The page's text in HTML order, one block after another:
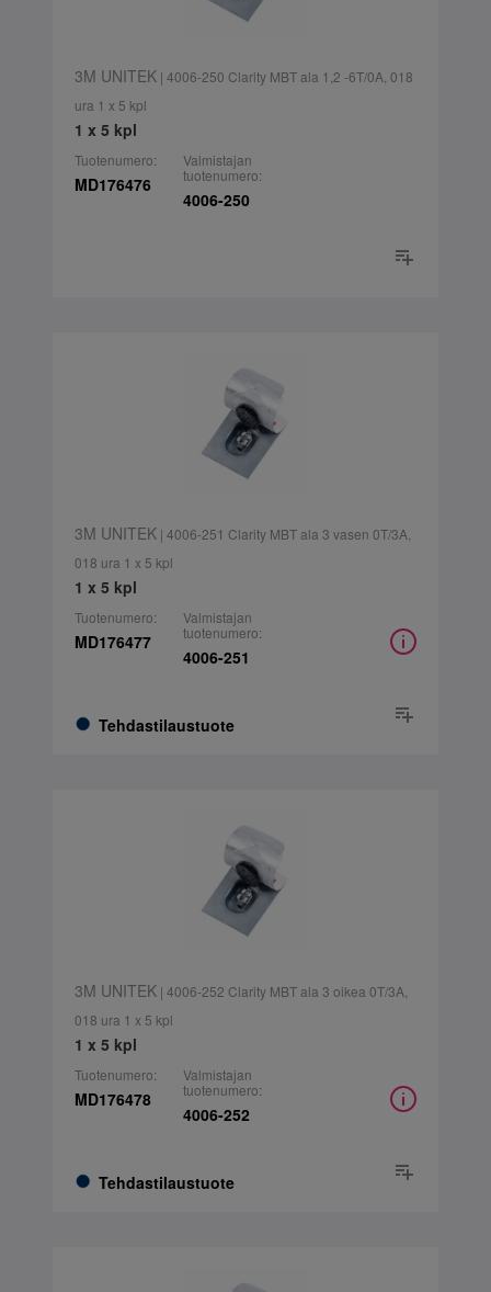
3M UNITEK| 4006-250 Clarity MBT ala 1,2 -6T/0A, 018
ura 1 x 5 kpl
1 x 5 kpl
Tuotenumero:
MD176476
Valmistajan
tuotenumero:
4006-250
3M UNITEK| 4006-251 Clarity MBT ala 3 vasen 0T/3A,
018 ura 1 x 5 kpl
1 x 5 kpl
Tuotenumero:
MD176477
Tehdastilaustuote
Valmistajan
tuotenumero:
4006-251
3M UNITEK| 4006-252 Clarity MBT ala 3 oikea 0T/3A,
018 ura 1 x 5 kpl
1 x 5 kpl
Tuotenumero:
MD176478
Tehdastilaustuote
Valmistajan
tuotenumero:
4006-252